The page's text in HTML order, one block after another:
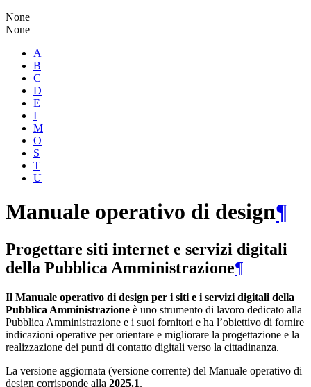
None
None
A
B
C
D
E
I
M
O
S
T
U
Manuale operativo di design¶
Progettare siti internet e servizi digitali
della Pubblica Amministrazione¶
Il Manuale operativo di design per i siti e i servizi digitali della
Pubblica Amministrazione è uno strumento di lavoro dedicato alla
Pubblica Amministrazione e i suoi fornitori e ha l’obiettivo di fornire
indicazioni operative per orientare e migliorare la progettazione e la
realizzazione dei punti di contatto digitali verso la cittadinanza.
La versione aggiornata (versione corrente) del Manuale operativo di
design corrisponde alla 2025.1.